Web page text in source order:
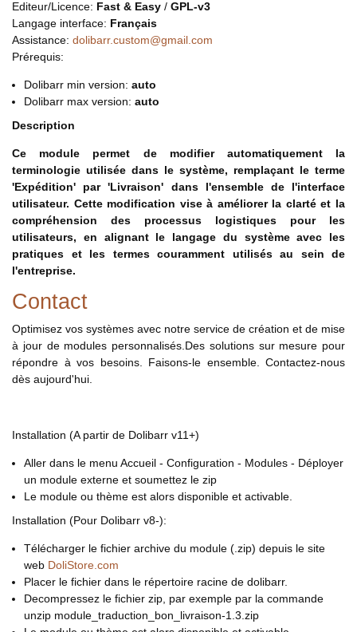
Editeur/Licence: Fast & Easy / GPL-v3
Langage interface: Français
Assistance: dolibarr.custom@gmail.com
Prérequis:
Dolibarr min version: auto
Dolibarr max version: auto
Description
Ce module permet de modifier automatiquement la
terminologie utilisée dans le système, remplaçant le terme
'Expédition' par 'Livraison' dans l'ensemble de l'interface
utilisateur. Cette modification vise à améliorer la clarté et la
compréhension des processus logistiques pour les
utilisateurs, en alignant le langage du système avec les
pratiques et les termes couramment utilisés au sein de
l'entreprise.
Contact
Optimisez vos systèmes avec notre service de création et de mise
à jour de modules personnalisés.Des solutions sur mesure pour
répondre à vos besoins. Faisons-le ensemble. Contactez-nous
dès aujourd'hui.
Installation (A partir de Dolibarr v11+)
Aller dans le menu Accueil - Configuration - Modules - Déployer
un module externe et soumettez le zip
Le module ou thème est alors disponible et activable.
Installation (Pour Dolibarr v8-):
Télécharger le fichier archive du module (.zip) depuis le site
web DoliStore.com
Placer le fichier dans le répertoire racine de dolibarr.
Decompressez le fichier zip, par exemple par la commande
unzip module_traduction_bon_livraison-1.3.zip